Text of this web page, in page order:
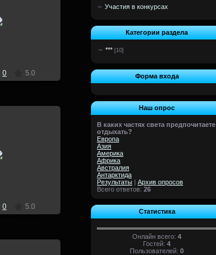
0 5.0
0 5.0
Участия в конкурсах
Категории раздела
*** [10]
Форма входа
Наш опрос
В каких частях света предпочитаете
отдыхать?
Европа
Азия
Америка
Африка
Австралия
Антарктида
Результаты | Архив опросов
Всего ответов: 26
Статистика
Онлайн всего: 4
Гостей: 4
Пользователей: 0